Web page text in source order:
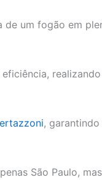
um fogão em
,
São Paulo,